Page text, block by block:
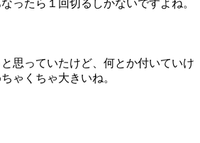
ったら１回切るしかないですよね。
思っていたけど、何とか付いていけ
ゃくちゃ大きいね。